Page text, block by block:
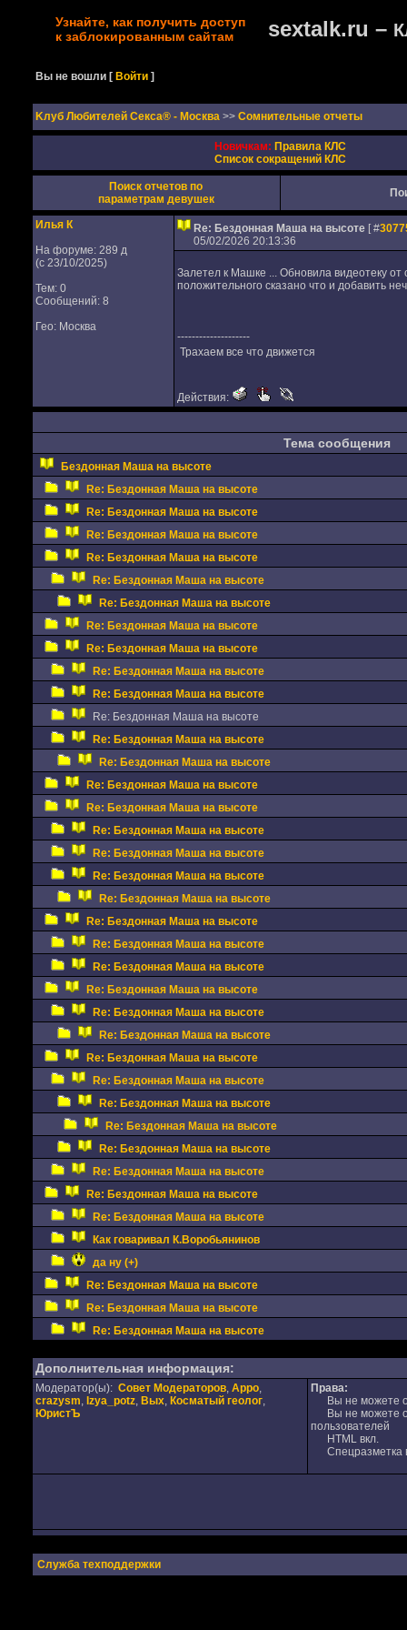
Узнайте, как получить доступ
к заблокированным сайтам
sextalk.ru –
Вы не вошли [Войти ]
Kлуб Любителей Секса® - Москва >> Сомнительные отчеты
Новичкам: Правила КЛС
Список сокращений КЛС
Поиск отчетов по
параметрам девушек
Илья К
На форуме: 289 д
(с 23/10/2025)
Тем: 0
Сообщений: 8
Гео: Москва
Re: Бездонная Маша на высоте [ #
05/02/2026 20:13:36
Залетел к Машке ... Обновила видеотеку от
положительного сказано что и добавить
--------------------
Трахаем все что движется
Действия:
Тема сообщения
Бездонная Маша на высоте
Re: Бездонная Маша на высоте
Re: Бездонная Маша на высоте
Re: Бездонная Маша на высоте
Re: Бездонная Маша на высоте
Re: Бездонная Маша на высоте
Re: Бездонная Маша на высоте
Re: Бездонная Маша на высоте
Re: Бездонная Маша на высоте
Re: Бездонная Маша на высоте
Re: Бездонная Маша на высоте
Re: Бездонная Маша на высоте
Re: Бездонная Маша на высоте
Re: Бездонная Маша на высоте
Re: Бездонная Маша на высоте
Re: Бездонная Маша на высоте
Re: Бездонная Маша на высоте
Re: Бездонная Маша на высоте
Re: Бездонная Маша на высоте
Re: Бездонная Маша на высоте
Re: Бездонная Маша на высоте
Re: Бездонная Маша на высоте
Re: Бездонная Маша на высоте
Re: Бездонная Маша на высоте
Re: Бездонная Маша на высоте
Re: Бездонная Маша на высоте
Re: Бездонная Маша на высоте
Re: Бездонная Маша на высоте
Re: Бездонная Маша на высоте
Re: Бездонная Маша на высоте
Re: Бездонная Маша на высоте
Re: Бездонная Маша на высоте
Re: Бездонная Маша на высоте
Re: Бездонная Маша на высоте
Как говаривал К.Воробьянинов
да ну (+)
Re: Бездонная Маша на высоте
Re: Бездонная Маша на высоте
Re: Бездонная Маша на высоте
Дополнительная информация:
Модератор(ы): Совет Модераторов, Appo,
crazysm, Izya_potz, Вых, Косматый геолог,
ЮристЪ
Права:
Вы не можете
Вы не можете
пользователей
HTML вкл.
Спецразметка
Служба техподдержки